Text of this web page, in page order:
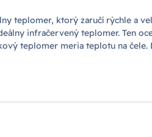
teplomer, ktorý zaručí rýchle a
infračervený teplomer. Ten
teplomer meria teplotu na čele.